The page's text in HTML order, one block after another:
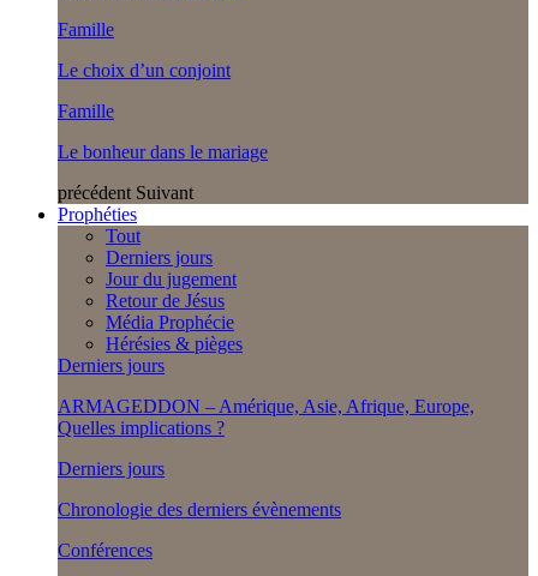
Famille
Le choix d’un conjoint
Famille
Le bonheur dans le mariage
précédent Suivant
Prophéties
Tout
Derniers jours
Jour du jugement
Retour de Jésus
Média Prophécie
Hérésies & pièges
Derniers jours
ARMAGEDDON – Amérique, Asie, Afrique, Europe,
Quelles implications ?
Derniers jours
Chronologie des derniers évènements
Conférences